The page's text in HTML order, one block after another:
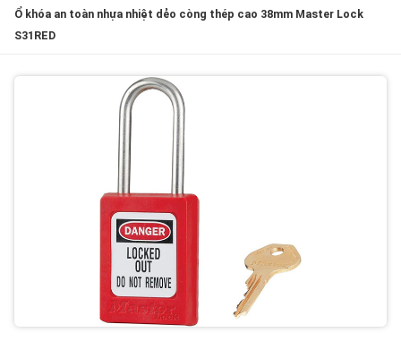
Ổ khóa an toàn nhựa nhiệt dẻo còng thép cao 38mm Master Lock
S31RED